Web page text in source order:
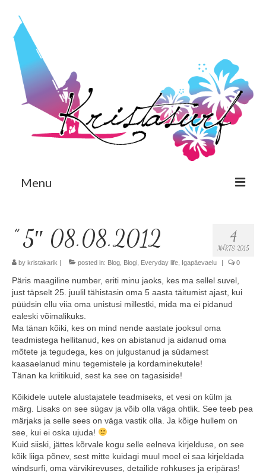
Menu
Eng
Avaleht
Minust
Koolitused
Algkoolitus
Tuleks veel
Personaalne koolitus
Koolitusüritused ettevõttele või seltskonnale
Reisid
4
MÄRTS 2015
” 5″ 08.08.2012
by kristakarik | posted in: Blog Blogi Everyday life Igapäevaelu | 0
Päris maagiline number, eriti minu jaoks, kes ma sellel suvel,
just täpselt 25. juulil tähistasin oma 5 aasta täitumist ajast, kui
püüdsin ellu viia oma unistusi millestki, mida ma ei pidanud
ealeski võimalikuks.
Ma tänan kõiki, kes on mind nende aastate jooksul oma
teadmistega hellitanud, kes on abistanud ja aidanud oma
mõtete ja tegudega, kes on julgustanud ja südamest
kaasaelanud minu tegemistele ja kordaminekutele!
Tänan ka kriitikuid, sest ka see on tagasiside!
Kõikidele uutele alustajatele teadmiseks, et vesi on külm ja
märg. Lisaks on see sügav ja võib olla väga ohtlik. See teeb pea
märjaks ja selle sees on väga vastik olla. Ja kõige hullem on
see, kui ei oska ujuda!
Kuid siiski, jättes kõrvale kogu selle eelneva kirjelduse, on see
kõik liiga põnev, sest mitte kuidagi muul moel ei saa kirjeldada
windsurfi, oma värvikirevuses, detailide rohkuses ja eripäras!